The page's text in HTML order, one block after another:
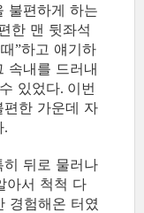
불편하게 하는
한 맨 뒷좌석
”하고 얘기하
속내를 드러내
있었다. 이번
한 가운데 자
.
뒤로 물러나
아서 척척 다
경험해온 터였